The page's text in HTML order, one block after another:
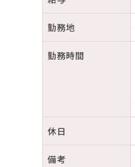
勤務地
勤務時間
休日
備考